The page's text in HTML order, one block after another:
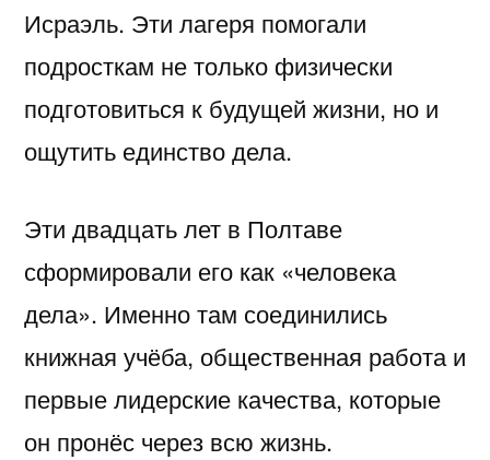
Исраэль. Эти лагеря помогали
подросткам не только физически
подготовиться к будущей жизни, но и
ощутить единство дела.
Эти двадцать лет в Полтаве
сформировали его как «человека
дела». Именно там соединились
книжная учёба, общественная работа и
первые лидерские качества, которые
он пронёс через всю жизнь.